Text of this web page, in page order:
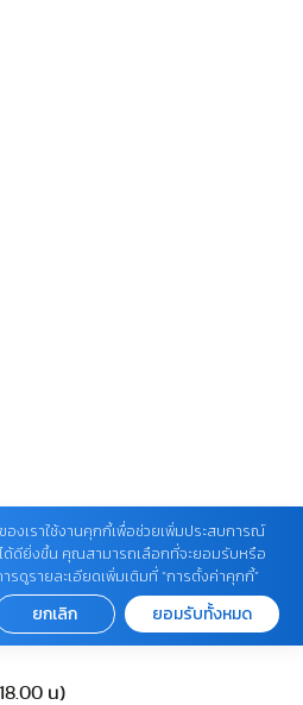
ทีฟ จำกัด
ปอเรชั่นส์ จำกัด (มหาชน)
น
น)
ของเราใช้งานคุกกี้เพื่อช่วยเพิ่มประสบการณ์
ได้ดียิ่งขึ้น คุณสามารถเลือกที่จะยอมรับหรือ
รดูรายละเอียดเพิ่มเติมที่ “การตั้งค่าคุกกี้”
ยกเลิก ยอมรับทั้งหมด